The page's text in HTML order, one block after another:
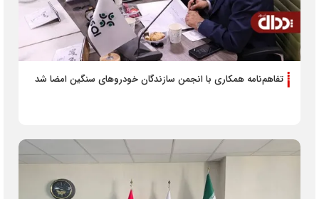
تفاهم‌نامه همکاری با انجمن سازندگان خودرو‌های سنگین امضا شد